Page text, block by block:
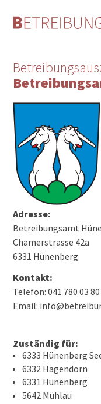
Adresse:
Betreibungsamt
Chamerstrasse 42a
6331 Hünenberg
Kontakt:
Telefon: 041 780 03 80
Email:
Zuständig für:
6333 Hünenberg
6332 Hagendorn
6331 Hünenberg
5642 Mühlau